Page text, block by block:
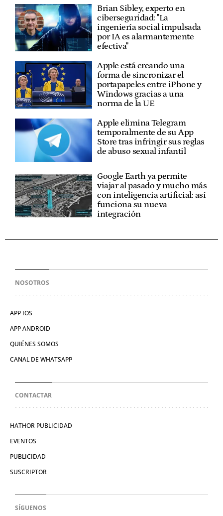
Brian Sibley, experto en
ciberseguridad: "La
ingeniería social impulsada
por IA es alarmantemente
efectiva"
Apple está creando una
forma de sincronizar el
portapapeles entre iPhone y
Windows gracias a una
norma de la UE
Apple elimina Telegram
temporalmente de su App
Store tras infringir sus reglas
de abuso sexual infantil
Google Earth ya permite
viajar al pasado y mucho más
con inteligencia artificial: así
funciona su nueva
integración
NOSOTROS
APP IOS
APP ANDROID
QUIÉNES SOMOS
CANAL DE WHATSAPP
CONTACTAR
HATHOR PUBLICIDAD
EVENTOS
PUBLICIDAD
SUSCRIPTOR
SÍGUENOS